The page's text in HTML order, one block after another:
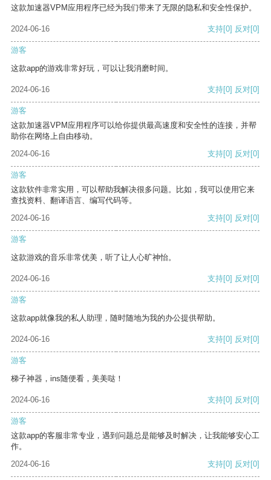
这款加速器VPM应用程序已经为我们带来了无限的隐私和安全性保护。
2024-06-16 支持[0] 反对[0]
游客
这款app的游戏非常好玩，可以让我消磨时间。
2024-06-16 支持[0] 反对[0]
游客
这款加速器VPM应用程序可以给你提供最高速度和安全性的连接，并帮
助你在网络上自由移动。
2024-06-16
支持[0] 反对[0]
游客
这款软件非常实用，可以帮助我解决很多问题。比如，我可以使用它来
查找资料、翻译语言、编写代码等。
2024-06-16
支持[0] 反对[0]
游客
这款游戏的音乐非常优美，听了让人心旷神怡。
2024-06-16 支持[0] 反对[0]
游客
这款app就像我的私人助理，随时随地为我的办公提供帮助。
2024-06-16 支持[0] 反对[0]
游客
梯子神器，ins随便看，美美哒！
2024-06-16 支持[0] 反对[0]
游客
这款app的客服非常专业，遇到问题总是能够及时解决，让我能够安心工
作。
2024-06-16
支持[0] 反对[0]